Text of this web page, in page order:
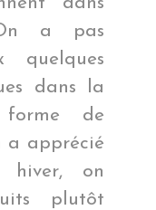
a pas
quelques
dans la
forme de
a apprécié
hiver, on
plutôt